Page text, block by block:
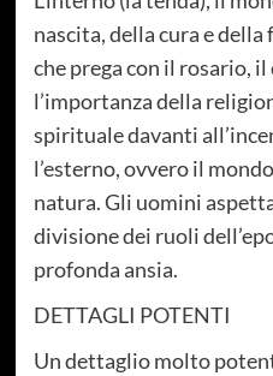
nascita, della cura e della
che prega con il rosario,
l’importanza della
spirituale davanti
l’esterno, ovvero il
natura. Gli uomini
divisione dei ruoli
profonda ansia.
DETTAGLI POTENTI
Un dettaglio molto